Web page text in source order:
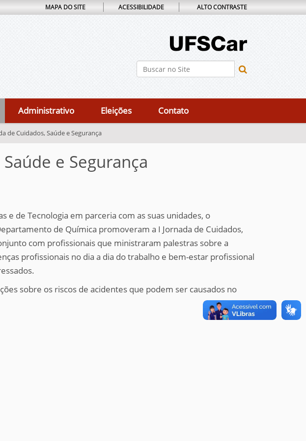
Busca
MAPA DO SITE ACESSIBILIDADE ALTO CONTRASTE
Administrativo Eleições Contato
de Cuidados, Saúde e Segurança
e Segurança
e de Tecnologia em parceria com as suas unidades, o
de Química promoveram a I Jornada de Cuidados,
com profissionais que ministraram palestras sobre a
profissionais no dia a dia do trabalho e bem-estar profissional
sobre os riscos de acidentes que podem ser causados no